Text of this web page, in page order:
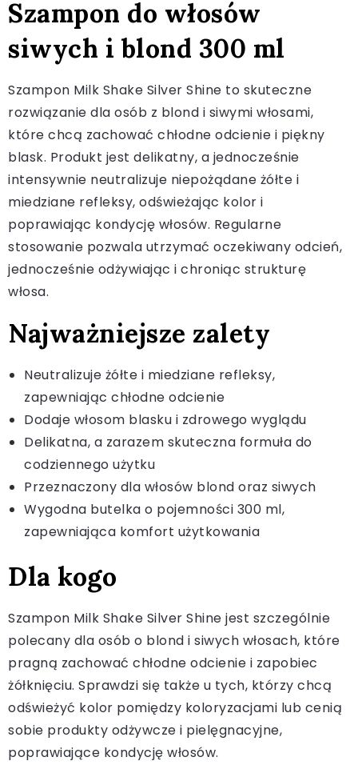
Szampon do włosów
siwych i blond 300 ml
Szampon Milk Shake Silver Shine to skuteczne
rozwiązanie dla osób z blond i siwymi włosami,
które chcą zachować chłodne odcienie i piękny
blask. Produkt jest delikatny, a jednocześnie
intensywnie neutralizuje niepożądane żółte i
miedziane refleksy, odświeżając kolor i
poprawiając kondycję włosów. Regularne
stosowanie pozwala utrzymać oczekiwany odcień,
jednocześnie odżywiając i chroniąc strukturę
włosa.
Najważniejsze zalety
Neutralizuje żółte i miedziane refleksy,
zapewniając chłodne odcienie
Dodaje włosom blasku i zdrowego wyglądu
Delikatna, a zarazem skuteczna formuła do
codziennego użytku
Przeznaczony dla włosów blond oraz siwych
Wygodna butelka o pojemności 300 ml,
zapewniająca komfort użytkowania
Dla kogo
Szampon Milk Shake Silver Shine jest szczególnie
polecany dla osób o blond i siwych włosach, które
pragną zachować chłodne odcienie i zapobiec
żółknięciu. Sprawdzi się także u tych, którzy chcą
odświeżyć kolor pomiędzy koloryzacjami lub cenią
sobie produkty odżywcze i pielęgnacyjne,
poprawiające kondycję włosów.